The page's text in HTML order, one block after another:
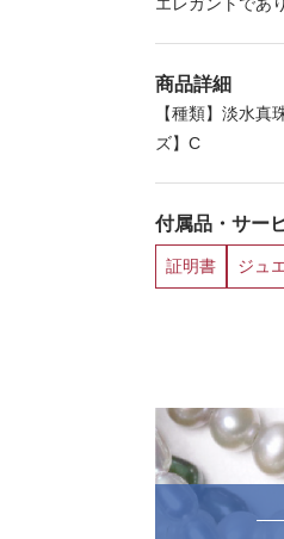
エレガントであ
商品詳細
【種類】淡水
ズ】C
付属品・サー
証明書 ジュ